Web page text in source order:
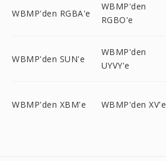
WBMP'den RGBA'e
WBMP'den
RGBO'e
WBMP'den SUN'e
WBMP'den
UYVY'e
WBMP'den XBM'e WBMP'den XV'e